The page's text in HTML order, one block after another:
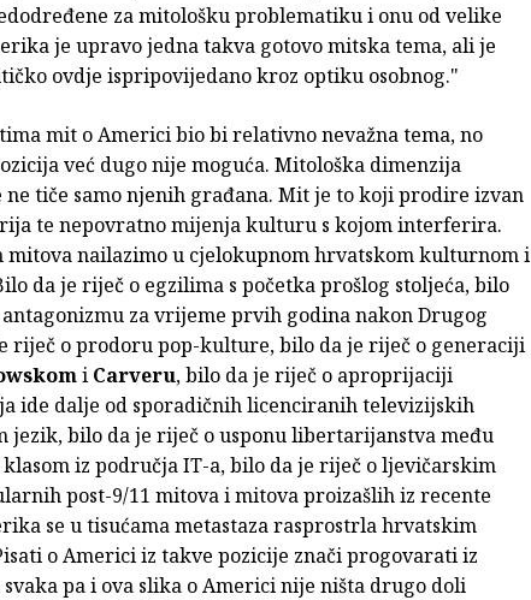
za mitološku problematiku i onu od velike
je upravo jedna takva gotovo mitska tema, ali je
ovdje ispripovijedano kroz optiku osobnog."
mit o Americi bio bi relativno nevažna tema, no
već dugo nije moguća. Mitološka dimenzija
ne tiče samo njenih građana. Mit je to koji prodire izvan
te nepovratno mijenja kulturu s kojom interferira.
nailazimo u cjelokupnom hrvatskom kulturnom i
da je riječ o egzilima s početka prošlog stoljeća, bilo
za vrijeme prvih godina nakon Drugog
riječ o prodoru pop-kulture, bilo da je riječ o generaciji
i Carveru, bilo da je riječ o aproprijaciji
ide dalje od sporadičnih licenciranih televizijskih
jezik, bilo da je riječ o usponu libertarijanstva među
iz područja IT-a, bilo da je riječ o ljevičarskim
post-9/11 mitova i mitova proizašlih iz recente
se u tisućama metastaza rasprostrla hrvatskim
o Americi iz takve pozicije znači progovarati iz
pa i ova slika o Americi nije ništa drugo doli